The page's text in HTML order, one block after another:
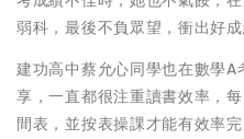
弱科，最後不負眾望，衝出好成
建功高中蔡允心同學也在數學A
享，一直都很注重讀書效率，
間表，並按表操課才能有效率